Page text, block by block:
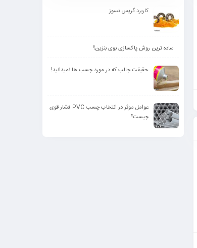
کاربرد گریس نسوز
ساده ترین روش پاکسازی بوی بنزین؟
حقیقت جالب که در مورد چسب ها نمیدانید!
عوامل موثر در انتخاب چسب PVC فشار قوی
چیست؟